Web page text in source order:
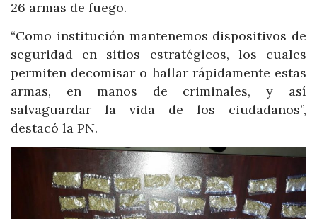
26 armas de fuego.
“Como institución mantenemos dispositivos de
seguridad en sitios estratégicos, los cuales
permiten decomisar o hallar rápidamente estas
armas, en manos de criminales, y así
salvaguardar la vida de los ciudadanos”,
destacó la PN.